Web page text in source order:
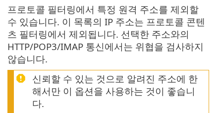
프로토콜 필터링에서 특정 원격 주소를 제외할
수 있습니다. 이 목록의 IP 주소는 프로토콜 콘텐
츠 필터링에서 제외됩니다. 선택한 주소와의
HTTP/POP3/IMAP 통신에서는 위협을 검사하지
않습니다.
신뢰할 수 있는 것으로 알려진 주소에 한
해서만 이 옵션을 사용하는 것이 좋습니
다.